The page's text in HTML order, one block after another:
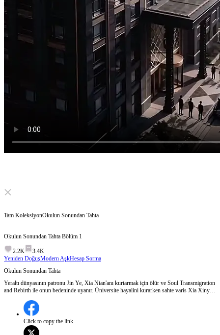
Click to unmute
Tam KoleksiyonOkulun Sonundan Tahta
Okulun Sonundan Tahta Bölüm 1
2.2K
3.4K
Yeniden DoğuşModern AşkHesap Sorma
Okulun Sonundan Tahta
Yeraltı dünyasının patronu Jin Ye, Xia Nian'anı kurtarmak için ölür ve Soul Transmigration
and Rebirth ile onun bedeninde uyanır. Üniversite hayalini kurarken sahte varis Xia Xinyue
koluyla yeniden birleşir. Tam düzeni kurdu derken, sürgündeki kız kardeş Jin Xia gizlice
dönüp tahtı istemeye başlar…
Click to copy the link